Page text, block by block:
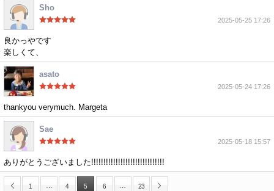
Sho
2025-05-25 17:26
良かっやです
楽しくて、
asato
2025-05-24 17:26
thankyou verymuch. Margeta
Sae
2025-05-18 15:57
ありがとうございました!!!!!!!!!!!!!!!!!!!!!!!!!!!!!!
1 4 5 6 23